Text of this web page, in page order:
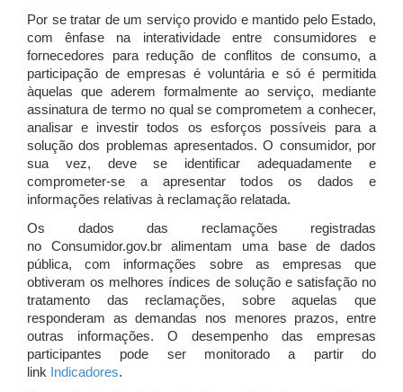
Por se tratar de um serviço provido e mantido pelo Estado,
com ênfase na interatividade entre consumidores e
fornecedores para redução de conflitos de consumo, a
participação de empresas é voluntária e só é permitida
àquelas que aderem formalmente ao serviço, mediante
assinatura de termo no qual se comprometem a conhecer,
analisar e investir todos os esforços possíveis para a
solução dos problemas apresentados. O consumidor, por
sua vez, deve se identificar adequadamente e
comprometer-se a apresentar todos os dados e
informações relativas à reclamação relatada.
Os dados das reclamações registradas
no Consumidor.gov.br alimentam uma base de dados
pública, com informações sobre as empresas que
obtiveram os melhores índices de solução e satisfação no
tratamento das reclamações, sobre aquelas que
responderam as demandas nos menores prazos, entre
outras informações. O desempenho das empresas
participantes pode ser monitorado a partir do
link Indicadores.